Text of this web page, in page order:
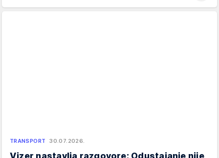
TRANSPORT 30.07.2026.
Vizer nastavlja razgovore: Odustajanje nije